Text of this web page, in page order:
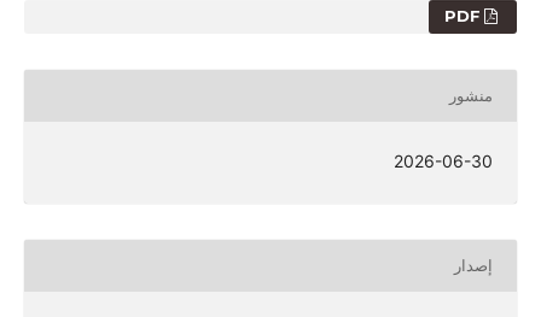
PDF
منشور
2026-06-30
إصدار